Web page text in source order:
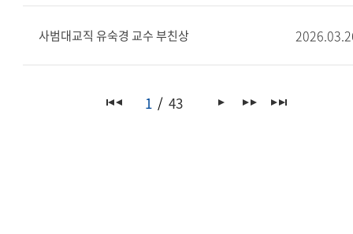
사범대교직 유숙경 교수 부친상
1 43